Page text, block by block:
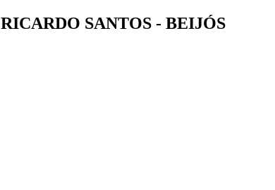
RICARDO SANTOS - BEIJÓS